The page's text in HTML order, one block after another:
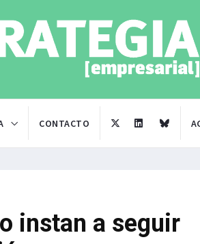
CONTACTO
instan a seguir